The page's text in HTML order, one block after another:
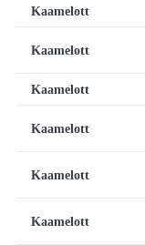
Kaamelott
Kaamelott
Kaamelott
Kaamelott
Kaamelott
Kaamelott